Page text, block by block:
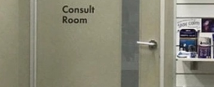
implore qu'on vienne le délivrer